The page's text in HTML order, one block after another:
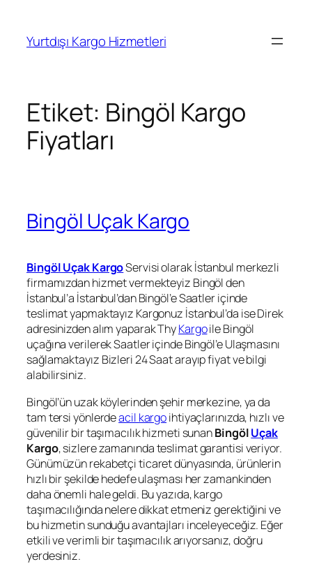
Yurtdışı Kargo Hizmetleri
Etiket: Bingöl Kargo
Fiyatları
Bingöl Uçak Kargo
Bingöl Uçak KargoServisi olarak İstanbul merkezli
firmamızdan hizmet vermekteyiz Bingöl den
İstanbul’a İstanbul’dan Bingöl’e Saatler içinde
teslimat yapmaktayız Kargonuz İstanbul’da ise Direk
adresinizden alım yaparak ThyKargoile Bingöl
uçağına verilerek Saatler içinde Bingöl’e Ulaşmasını
sağlamaktayız Bizleri 24 Saat arayıp fiyat ve bilgi
alabilirsiniz.
Bingöl’ün uzak köylerinden şehir merkezine, ya da
tam tersi yönlerdeacil kargoihtiyaçlarınızda, hızlı ve
güvenilir bir taşımacılık hizmeti sunanBingölUçak
Kargo, sizlere zamanında teslimat garantisi veriyor.
Günümüzün rekabetçi ticaret dünyasında, ürünlerin
hızlı bir şekilde hedefe ulaşması her zamankinden
daha önemli hale geldi. Bu yazıda, kargo
taşımacılığında nelere dikkat etmeniz gerektiğini ve
bu hizmetin sunduğu avantajları inceleyeceğiz. Eğer
etkili ve verimli bir taşımacılık arıyorsanız, doğru
yerdesiniz.